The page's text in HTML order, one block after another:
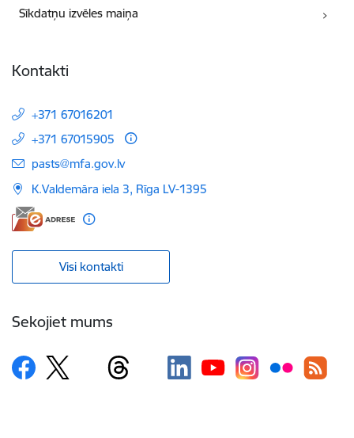
Sīkdatņu izvēles maiņa
Kontakti
+371 67016201
+371 67015905
E-pasts:
pasts@mfa.gov.lv
K.Valdemāra iela 3, Rīga LV-1395
Visi kontakti
Sekojiet mums